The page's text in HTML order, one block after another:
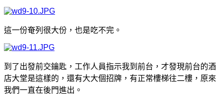
這一份奄列很大份，也是吃不完。
到了出發前交鑰匙，工作人員指示我到前台，才發現前台的酒
店大堂是這樣的，還有大大個招牌，有正常樓梯往二樓，原來
我們一直在後門進出。